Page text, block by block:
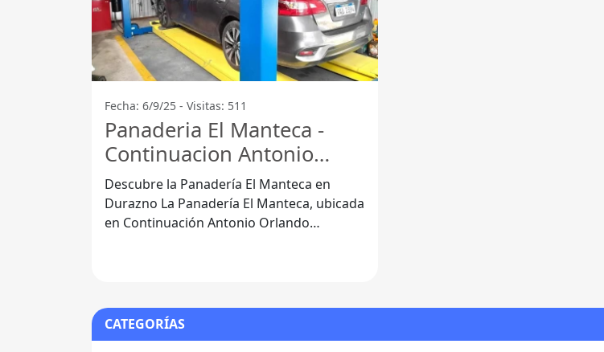
Fecha: 6/9/25 - Visitas: 511
Panaderia El Manteca -
Continuacion Antonio
Orlando Giordano
Descubre la Panadería El Manteca en
Durazno La Panadería El Manteca, ubicada
en Continuación Antonio Orlando
CATEGORÍAS